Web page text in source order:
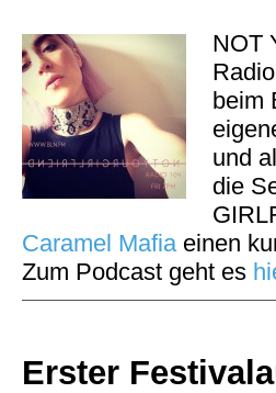
NOT
beim
und
die
Caramel Mafiaeinen
Zum Podcast geht es
Erster